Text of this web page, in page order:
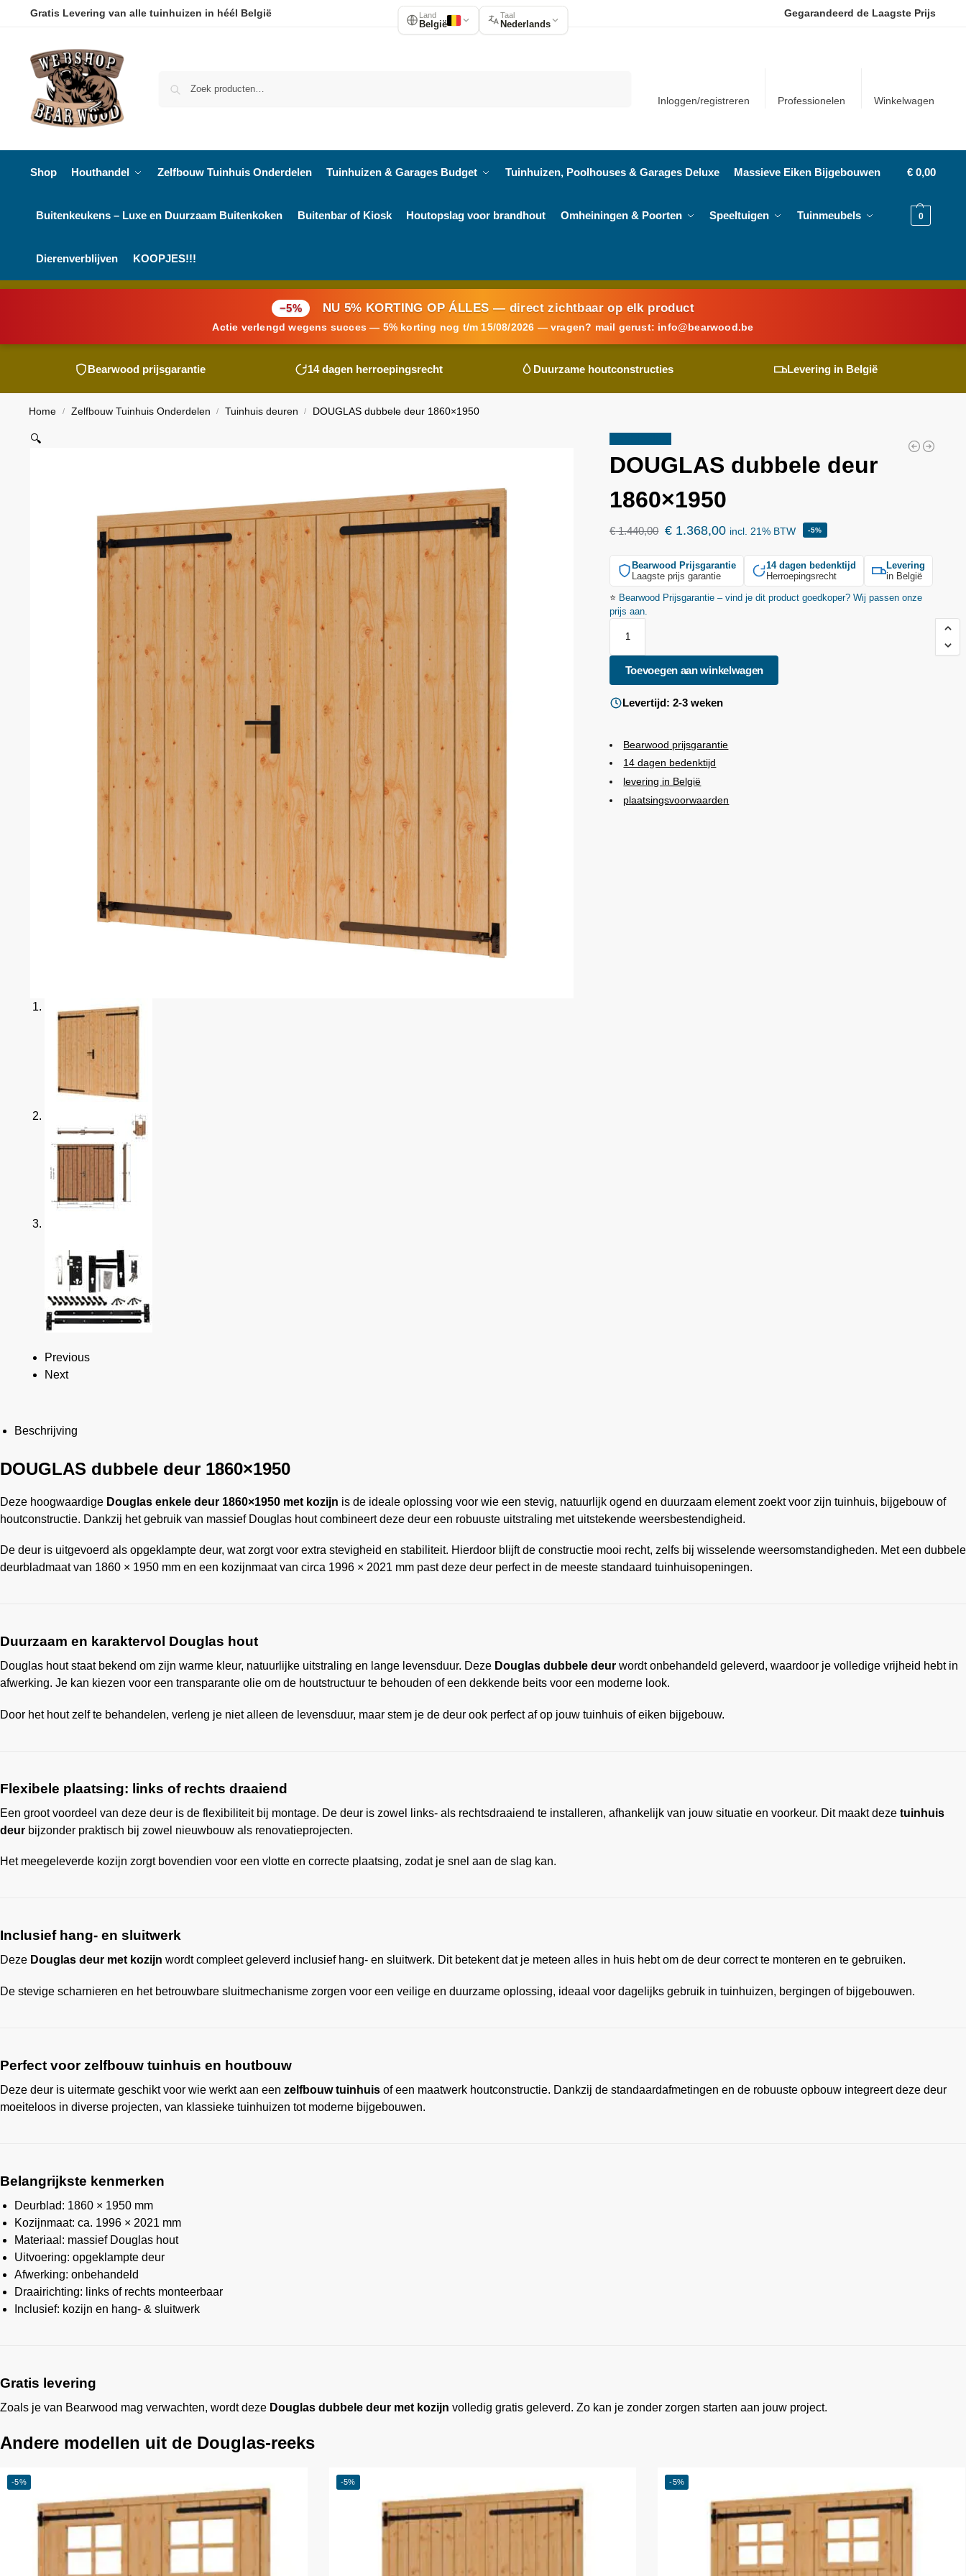
Gratis Levering van alle tuinhuizen in héél België Gegarandeerd de Laagste Prijs
Inloggen/registreren Professionelen Winkelwagen
Shop Houthandel Zelfbouw Tuinhuis Onderdelen Tuinhuizen & Garages Budget Tuinhuizen, Poolhouses & Garages Deluxe Massieve Eiken Bijgebouwen
Buitenkeukens – Luxe en Duurzaam Buitenkoken Buitenbar of Kiosk Houtopslag voor brandhout Omheiningen & Poorten Speeltuigen Tuinmeubels
Dierenverblijven KOOPJES!!!
€ 0,00
0
−5% NU 5% KORTING OP ÁLLES — direct zichtbaar op elk product
Actie verlengd wegens succes — 5% korting nog t/m 15/08/2026 — vragen? mail gerust: info@ bearwood .be
Bearwood prijsgarantie 14 dagen herroepingsrecht Duurzame houtconstructies Levering in België
Home / Zelfbouw Tuinhuis Onderdelen / Tuinhuis deuren / DOUGLAS dubbele deur 1860×1950
🔍
Previous
Next
DOUGLAS dubbele deur
1860×1950
€1.440,00 € 1.368,00 incl. 21% BTW -5%
Bearwood Prijsgarantie
Laagste prijs garantie
14 dagen bedenktijd
Herroepingsrecht
Levering
in België
⭐ Bearwood Prijsgarantie – vind je dit product goedkoper? Wij passen onze
prijs aan.
Toevoegen aan winkelwagen
Levertijd: 2-3 weken
Bearwood prijsgarantie
14 dagen bedenktijd
levering in België
plaatsingsvoorwaarden
Beschrijving
DOUGLAS dubbele deur 1860×1950
Deze hoogwaardige Douglas enkele deur 1860×1950 met kozijn is de ideale oplossing voor wie een stevig, natuurlijk ogend en duurzaam element zoekt voor zijn tuinhuis, bijgebouw of
houtconstructie. Dankzij het gebruik van massief Douglas hout combineert deze deur een robuuste uitstraling met uitstekende weersbestendigheid.
De deur is uitgevoerd als opgeklampte deur, wat zorgt voor extra stevigheid en stabiliteit. Hierdoor blijft de constructie mooi recht, zelfs bij wisselende weersomstandigheden. Met een dubbele
deurbladmaat van 1860 × 1950 mm en een kozijnmaat van circa 1996 × 2021 mm past deze deur perfect in de meeste standaard tuinhuisopeningen.
Duurzaam en karaktervol Douglas hout
Douglas hout staat bekend om zijn warme kleur, natuurlijke uitstraling en lange levensduur. Deze Douglas dubbele deur wordt onbehandeld geleverd, waardoor je volledige vrijheid hebt in
afwerking. Je kan kiezen voor een transparante olie om de houtstructuur te behouden of een dekkende beits voor een moderne look.
Door het hout zelf te behandelen, verleng je niet alleen de levensduur, maar stem je de deur ook perfect af op jouw tuinhuis of eiken bijgebouw.
Flexibele plaatsing: links of rechts draaiend
Een groot voordeel van deze deur is de flexibiliteit bij montage. De deur is zowel links- als rechtsdraaiend te installeren, afhankelijk van jouw situatie en voorkeur. Dit maakt deze tuinhuis
deur bijzonder praktisch bij zowel nieuwbouw als renovatieprojecten.
Het meegeleverde kozijn zorgt bovendien voor een vlotte en correcte plaatsing, zodat je snel aan de slag kan.
Inclusief hang- en sluitwerk
Deze Douglas deur met kozijn wordt compleet geleverd inclusief hang- en sluitwerk. Dit betekent dat je meteen alles in huis hebt om de deur correct te monteren en te gebruiken.
De stevige scharnieren en het betrouwbare sluitmechanisme zorgen voor een veilige en duurzame oplossing, ideaal voor dagelijks gebruik in tuinhuizen, bergingen of bijgebouwen.
Perfect voor zelfbouw tuinhuis en houtbouw
Deze deur is uitermate geschikt voor wie werkt aan een zelfbouw tuinhuis of een maatwerk houtconstructie. Dankzij de standaardafmetingen en de robuuste opbouw integreert deze deur
moeiteloos in diverse projecten, van klassieke tuinhuizen tot moderne bijgebouwen.
Belangrijkste kenmerken
Deurblad: 1860 × 1950 mm
Kozijnmaat: ca. 1996 × 2021 mm
Materiaal: massief Douglas hout
Uitvoering: opgeklampte deur
Afwerking: onbehandeld
Draairichting: links of rechts monteerbaar
Inclusief: kozijn en hang- & sluitwerk
Gratis levering
Zoals je van Bearwood mag verwachten, wordt deze Douglas dubbele deur met kozijn volledig gratis geleverd. Zo kan je zonder zorgen starten aan jouw project.
Andere modellen uit de Douglas-reeks
-5% -5% -5%
Land
België
Taal
Nederlands